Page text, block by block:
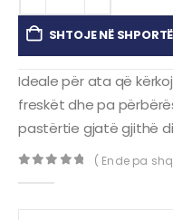
SHTOJE NË SHPORTË
Ideale për ata që
freskët dhe pa
pastërtie gjatë gjithë
( Ende pa